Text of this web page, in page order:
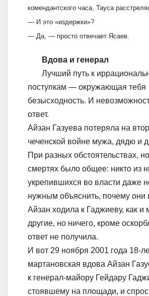
комендантского часа, Тауса
— И это «издержки»?
— Да, — просто отвечает Ясаев.
Вдова и генерал
Лучший путь к
поступкам — окружающая тебя
безысходность. И
ответ.
Айзан Газуева потеряла на
чеченской войне мужа, дядю и
При разных обстоятельствах,
смертях было общее: никто из
укрепившихся во власти даже
нужным объяснить, почему они
Айзан ходила к Гаджиеву, как и
другие, но ничего, кроме
ответ не получила.
И вот 29 ноября 2001 года 18-
мартановская вдова Айзан
к генерал-майору Гейдару
стоявшему на площади, и